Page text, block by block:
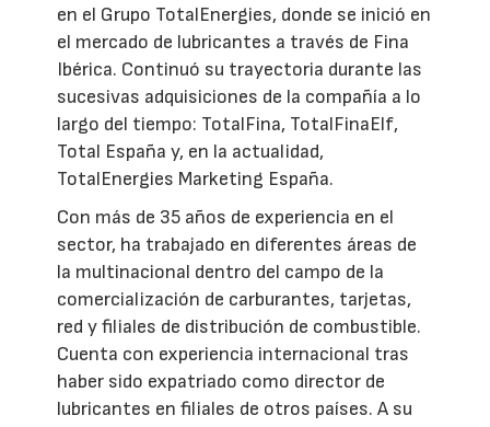
en el Grupo TotalEnergies, donde se inició en
el mercado de lubricantes a través de Fina
Ibérica. Continuó su trayectoria durante las
sucesivas adquisiciones de la compañía a lo
largo del tiempo: TotalFina, TotalFinaElf,
Total España y, en la actualidad,
TotalEnergies Marketing España.
Con más de 35 años de experiencia en el
sector, ha trabajado en diferentes áreas de
la multinacional dentro del campo de la
comercialización de carburantes, tarjetas,
red y filiales de distribución de combustible.
Cuenta con experiencia internacional tras
haber sido expatriado como director de
lubricantes en filiales de otros países. A su